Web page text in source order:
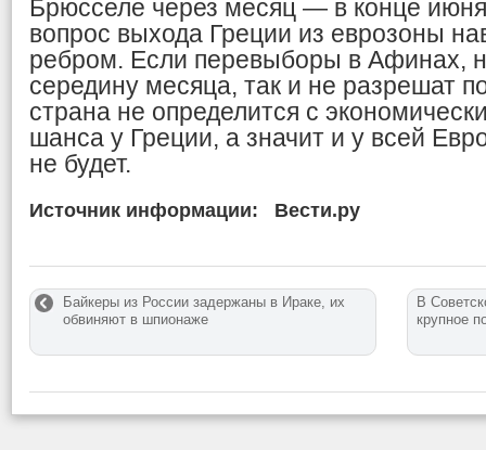
Брюсселе через месяц — в конце
вопрос выхода Греции из еврозоны
ребром. Если перевыборы в Афинах,
середину месяца, так и не разрешат
страна не определится с
шанса у Греции, а значит и у всей
не будет.
Источник информации: Вести.ру
Байкеры из России задержаны в Ираке, их
обвиняют в шпионаже
В
крупное